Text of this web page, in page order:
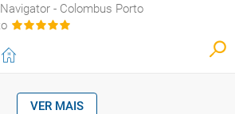
- Colombus Porto
VER MAIS